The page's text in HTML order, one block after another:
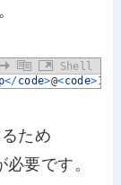
Shell
</code>@<code>
ため
要です。